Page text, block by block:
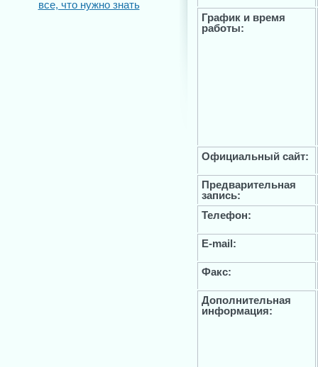
все, что нужно знать
График и время
работы:
Официальный сайт:
Предварительная
запись:
Телефон:
E-mail:
Факс:
Дополнительная
информация: